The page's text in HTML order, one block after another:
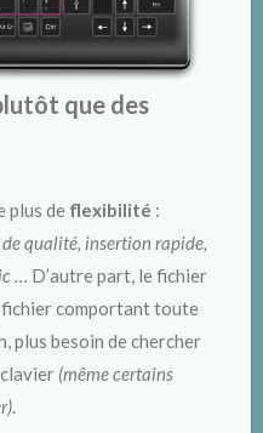
que des
plus de flexibilité :
qualité, insertion rapide,
… D’autre part, le fichier
fichier comportant toute
plus besoin de chercher
(même certains
.